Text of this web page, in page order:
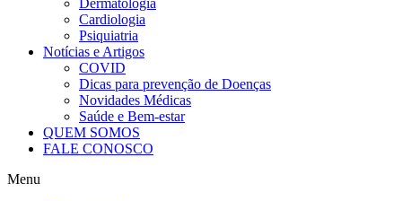
Dermatologia
Cardiologia
Psiquiatria
Notícias e Artigos
COVID
Dicas para prevenção de Doenças
Novidades Médicas
Saúde e Bem-estar
QUEM SOMOS
FALE CONOSCO
Menu